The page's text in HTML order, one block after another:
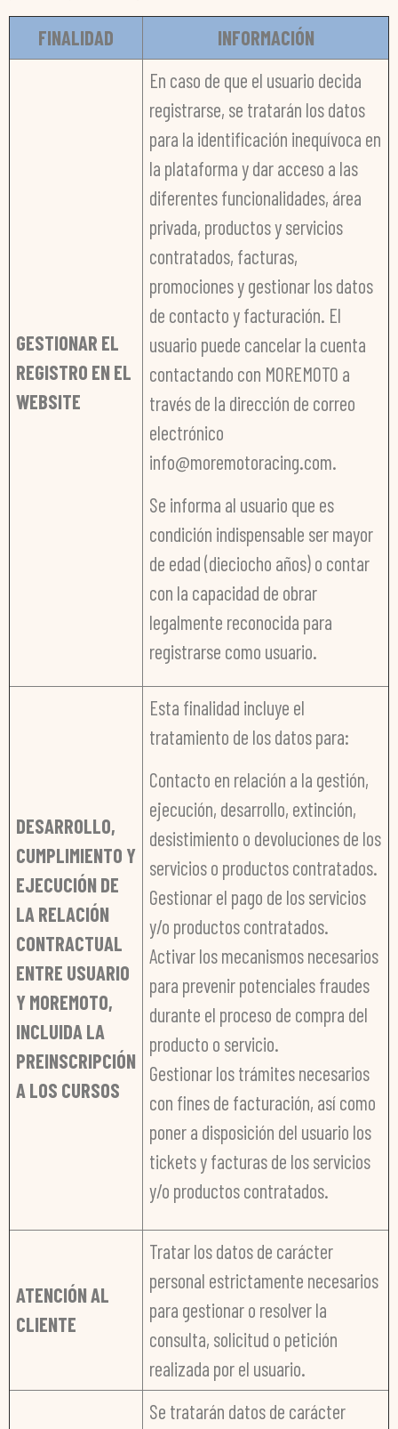
FINALIDAD INFORMACIÓN
GESTIONAR EL
REGISTRO EN EL
WEBSITE
En caso de que el usuario decida
registrarse, se tratarán los datos
para la identificación inequívoca en
la plataforma y dar acceso a las
diferentes funcionalidades, área
privada, productos y servicios
contratados, facturas,
promociones y gestionar los datos
de contacto y facturación. El
usuario puede cancelar la cuenta
contactando con MOREMOTO a
través de la dirección de correo
electrónico
info@moremotoracing.com.
Se informa al usuario que es
condición indispensable ser mayor
de edad (dieciocho años) o contar
con la capacidad de obrar
legalmente reconocida para
registrarse como usuario.
DESARROLLO,
CUMPLIMIENTO Y
EJECUCIÓN DE
LA RELACIÓN
CONTRACTUAL
ENTRE USUARIO
Y MOREMOTO,
INCLUIDA LA
PREINSCRIPCIÓN
A LOS CURSOS
Esta finalidad incluye el
tratamiento de los datos para:
Contacto en relación a la gestión,
ejecución, desarrollo, extinción,
desistimiento o devoluciones de los
servicios o productos contratados.
Gestionar el pago de los servicios
y/o productos contratados.
Activar los mecanismos necesarios
para prevenir potenciales fraudes
durante el proceso de compra del
producto o servicio.
Gestionar los trámites necesarios
con fines de facturación, así como
poner a disposición del usuario los
tickets y facturas de los servicios
y/o productos contratados.
ATENCIÓN AL
CLIENTE
Tratar los datos de carácter
personal estrictamente necesarios
para gestionar o resolver la
consulta, solicitud o petición
realizada por el usuario.
Se tratarán datos de carácter